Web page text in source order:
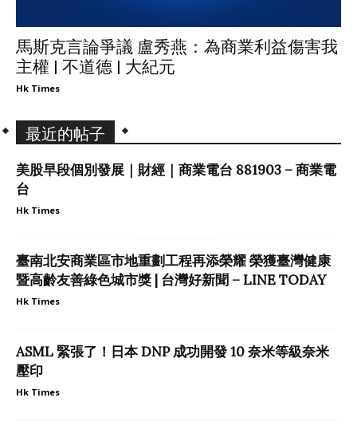
馬斯克言論爭議 盧秀燕：為商業利益傷害我
主權 | 不道德 | 大紀元
Hk Times
最近的帖子
美股早段個別發展｜財經｜商業電台 881903 – 商業電
台
Hk Times
臺南北安商業區市地重劃工程再添榮耀 榮獲臺灣健康
暨高齡友善綠色城市獎 | 台灣好新聞 – LINE TODAY
Hk Times
ASML 緊張了！日本 DNP 成功開發 10 奈米等級奈米
壓印
Hk Times